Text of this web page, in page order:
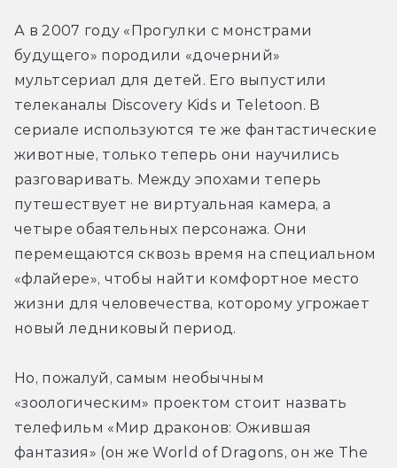
А в 2007 году «Прогулки с монстрами
будущего» породили «дочерний»
мультсериал для детей. Его выпустили
телеканалы Discovery Kids и Teletoon. В
сериале используются те же фантастические
животные, только теперь они научились
разговаривать. Между эпохами теперь
путешествует не виртуальная камера, а
четыре обаятельных персонажа. Они
перемещаются сквозь время на специальном
«флайере», чтобы найти комфортное место
жизни для человечества, которому угрожает
новый ледниковый период.
Но, пожалуй, самым необычным
«зоологическим» проектом стоит назвать
телефильм «Мир драконов: Ожившая
фантазия» (он же World of Dragons, он же The